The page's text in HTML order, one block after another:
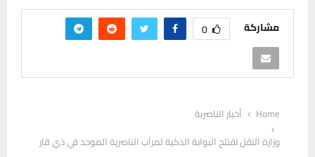
مشاركة 0
Home
أخبار الناصرية
وزارة النقل تفتتح البوابة الذكية لمرآب الناصرية الموحد في ذي قار